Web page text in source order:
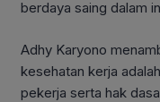
berdaya saing dalam
Adhy Karyono
kesehatan kerja
pekerja serta hak